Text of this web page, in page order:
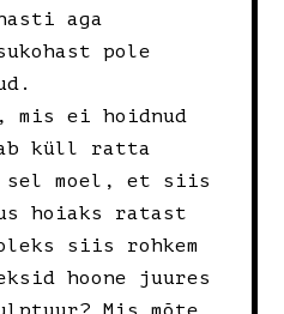
aga
pole
mis ei hoidnud
küll ratta
sel moel, et siis
hoiaks ratast
siis rohkem
hoone juures